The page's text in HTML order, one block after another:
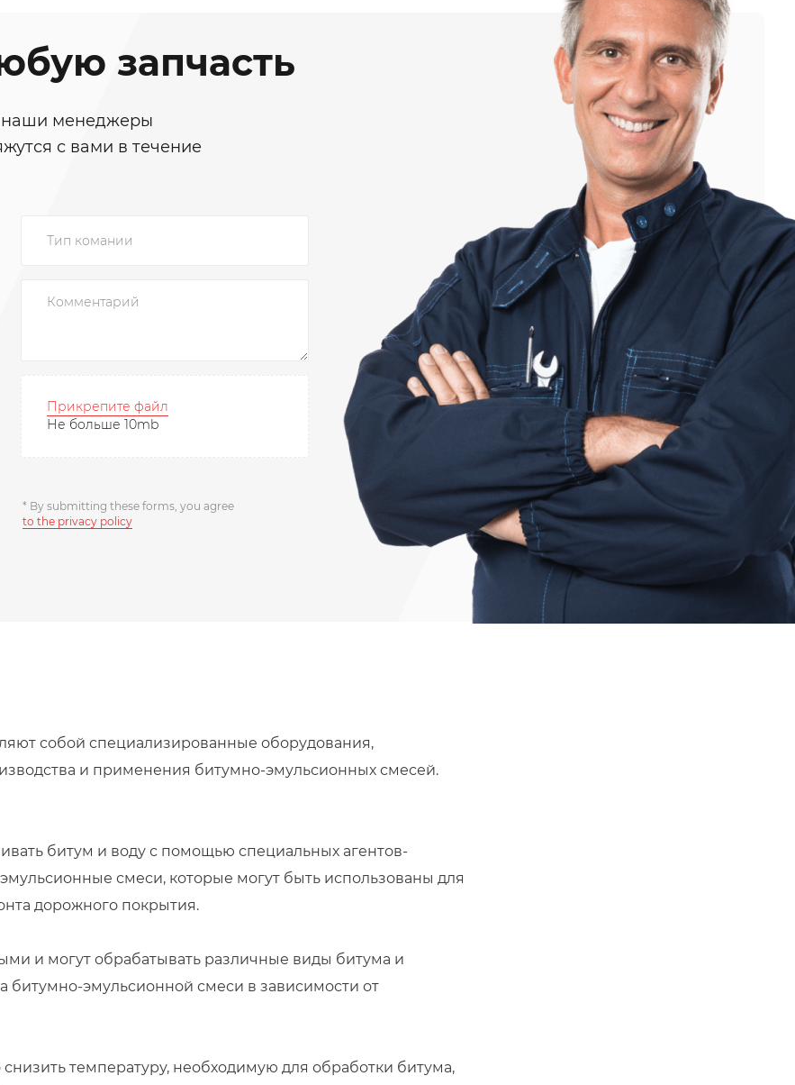
Cn En
запчасть
наши менеджеры
с вами в течение
Прикрепите файл
Не больше 10mb
* By submitting these forms, you agree
to the privacy policy
собой специализированные оборудования,
и применения битумно-эмульсионных смесей.
битум и воду с помощью специальных агентов-
смеси, которые могут быть использованы для
дорожного покрытия.
и могут обрабатывать различные виды битума и
битумно-эмульсионной смеси в зависимости от
температуру, необходимую для обработки битума,